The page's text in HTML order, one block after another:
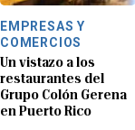
EMPRESAS Y
COMERCIOS
Un vistazo a los
restaurantes del
Grupo Colón Gerena
en Puerto Rico